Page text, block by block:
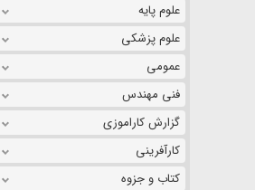
علوم پایه
علوم پزشکی
عمومی
فنی مهندس
گزارش کاراموزی
کارآفرینی
کتاب و جزوه